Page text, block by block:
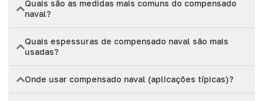
Quais são as medidas mais comuns do compensado
naval?
Quais espessuras de compensado naval são mais
usadas?
Onde usar compensado naval (aplicações típicas)?